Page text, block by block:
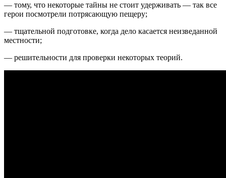
— тому, что некоторые тайны не стоит удерживать — так все
герои посмотрели потрясающую пещеру;
— тщательной подготовке, когда дело касается неизведанной
местности;
— решительности для проверки некоторых теорий.